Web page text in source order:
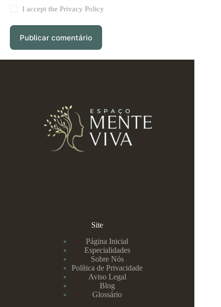
I accept thePrivacy Policy
Publicar comentário
Site
Página Inicial
Especialidades
Sobre Nós
Política de Privacidade
Aviso Legal
Blog
Glossário